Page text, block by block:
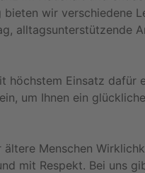
wir verschiedene
alltagsunterstützende
höchstem Einsatz dafür
um Ihnen ein
Menschen
mit Respekt. Bei uns